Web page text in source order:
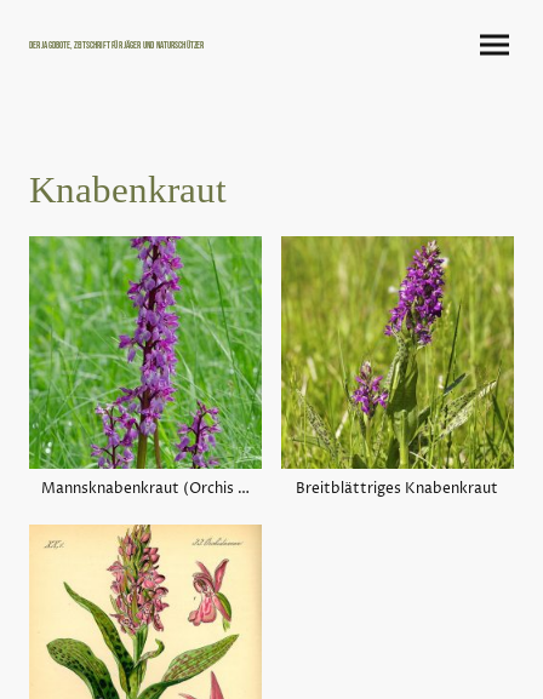
Der Jagdbote, Zeitschrift für Jäger und Naturschützer
Knabenkraut
Mannsknabenkraut (Orchis mascula) Breitblättriges Knabenkraut